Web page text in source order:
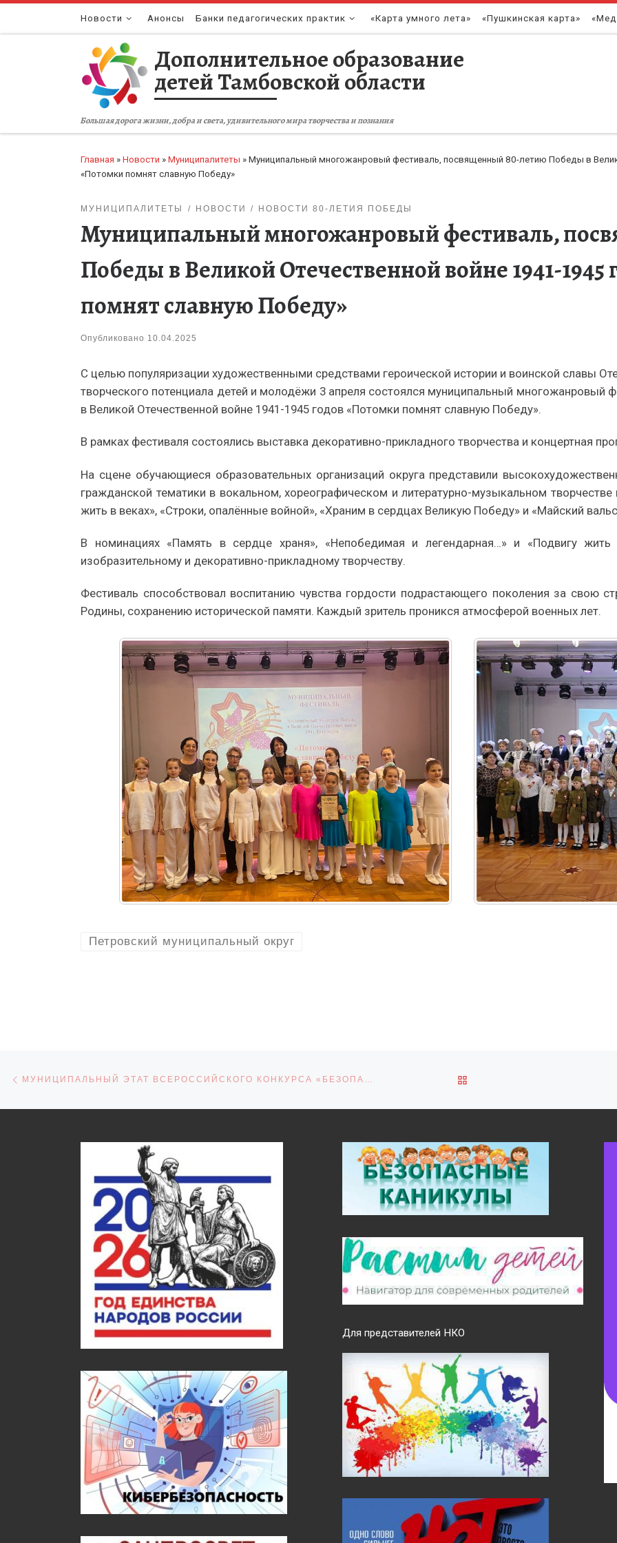
Перейти к содержимому
Новости Анонсы Банки педагогических практик «Карта умного лета» «Пушкинская карта»
Дополнительное образование
детей Тамбовской области
Большая дорога жизни, добра и света, удивительного мира творчества и познания
Главная » Новости » Муниципалитеты » Муниципальный многожанровый фестиваль, посвященный 80-летию Победы в
«Потомки помнят славную Победу»
МУНИЦИПАЛИТЕТЫ НОВОСТИ НОВОСТИ 80-ЛЕТИЯ ПОБЕДЫ
Муниципальный многожанровый фестиваль,
Победы в Великой Отечественной войне 1941-
помнят славную Победу»
Опубликовано 10.04.2025
С целью популяризации художественными средствами героической истории и воинской славы
творческого потенциала детей и молодёжи 3 апреля состоялся муниципальный
в Великой Отечественной войне 1941-1945 годов «Потомки помнят славную Победу».
В рамках фестиваля состоялись выставка декоративно-прикладного творчества и концертная
На сцене обучающиеся образовательных организаций округа представили
гражданской тематики в вокальном, хореографическом и литературно-музыкальном
жить в веках», «Строки, опалённые войной», «Храним в сердцах Великую Победу» и «Майский
В номинациях «Память в сердце храня», «Непобедимая и легендарная…» и «Подвигу
изобразительному и декоративно-прикладному творчеству.
Фестиваль способствовал воспитанию чувства гордости подрастающего поколения за свою
Родины, сохранению исторической памяти. Каждый зритель проникся атмосферой военных лет.
Петровский муниципальный округ
Навигация по записям МУНИЦИПАЛЬНЫЙ ЭТАТ ВСЕРОССИЙСКОГО КОНКУРСА «БЕЗОПАСНОЕ КОЛЕСО»
Для представителей НКО